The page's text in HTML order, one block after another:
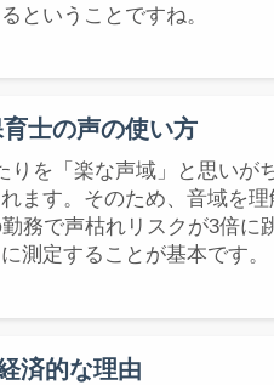
ということですね。
士の声の使い方
りを「楽な声域」と思いが
ます。そのため、音域を
務で声枯れリスクが3倍に
測定することが基本です。
済的な理由